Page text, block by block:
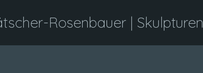
Rosenbauer | Skulpturen